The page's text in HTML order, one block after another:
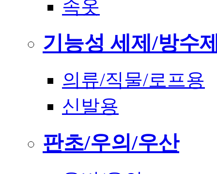
속옷
기능성 세제/방수
의류/직물/로프용
신발용
판초/우의/우산